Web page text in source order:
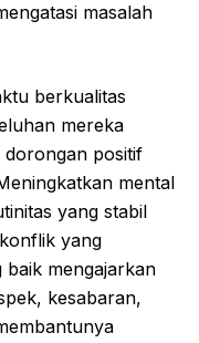
masalah
berkualitas
mereka
dorongan positif
mental
yang stabil
yang
baik mengajarkan
kesabaran,